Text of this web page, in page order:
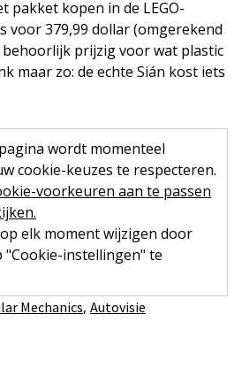
pakket kopen in de LEGO-
voor 379,99 dollar (omgerekend
behoorlijk prijzig voor wat plastic
maar zo: de echte Sián kost iets
wordt momenteel
cookie-keuzes te respecteren.
voorkeuren aan te passen
elk moment wijzigen door
"Cookie-instellingen" te
Mechanics, Autovisie